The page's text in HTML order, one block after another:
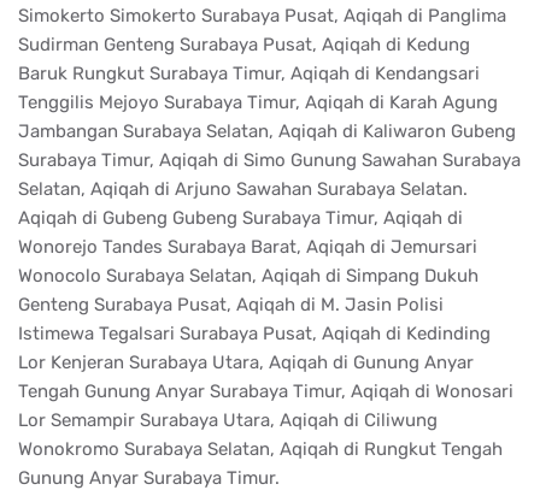
Simokerto Simokerto Surabaya Pusat, Aqiqah di Panglima
Sudirman Genteng Surabaya Pusat, Aqiqah di Kedung
Baruk Rungkut Surabaya Timur, Aqiqah di Kendangsari
Tenggilis Mejoyo Surabaya Timur, Aqiqah di Karah Agung
Jambangan Surabaya Selatan, Aqiqah di Kaliwaron Gubeng
Surabaya Timur, Aqiqah di Simo Gunung Sawahan Surabaya
Selatan, Aqiqah di Arjuno Sawahan Surabaya Selatan.
Aqiqah di Gubeng Gubeng Surabaya Timur, Aqiqah di
Wonorejo Tandes Surabaya Barat, Aqiqah di Jemursari
Wonocolo Surabaya Selatan, Aqiqah di Simpang Dukuh
Genteng Surabaya Pusat, Aqiqah di M. Jasin Polisi
Istimewa Tegalsari Surabaya Pusat, Aqiqah di Kedinding
Lor Kenjeran Surabaya Utara, Aqiqah di Gunung Anyar
Tengah Gunung Anyar Surabaya Timur, Aqiqah di Wonosari
Lor Semampir Surabaya Utara, Aqiqah di Ciliwung
Wonokromo Surabaya Selatan, Aqiqah di Rungkut Tengah
Gunung Anyar Surabaya Timur.